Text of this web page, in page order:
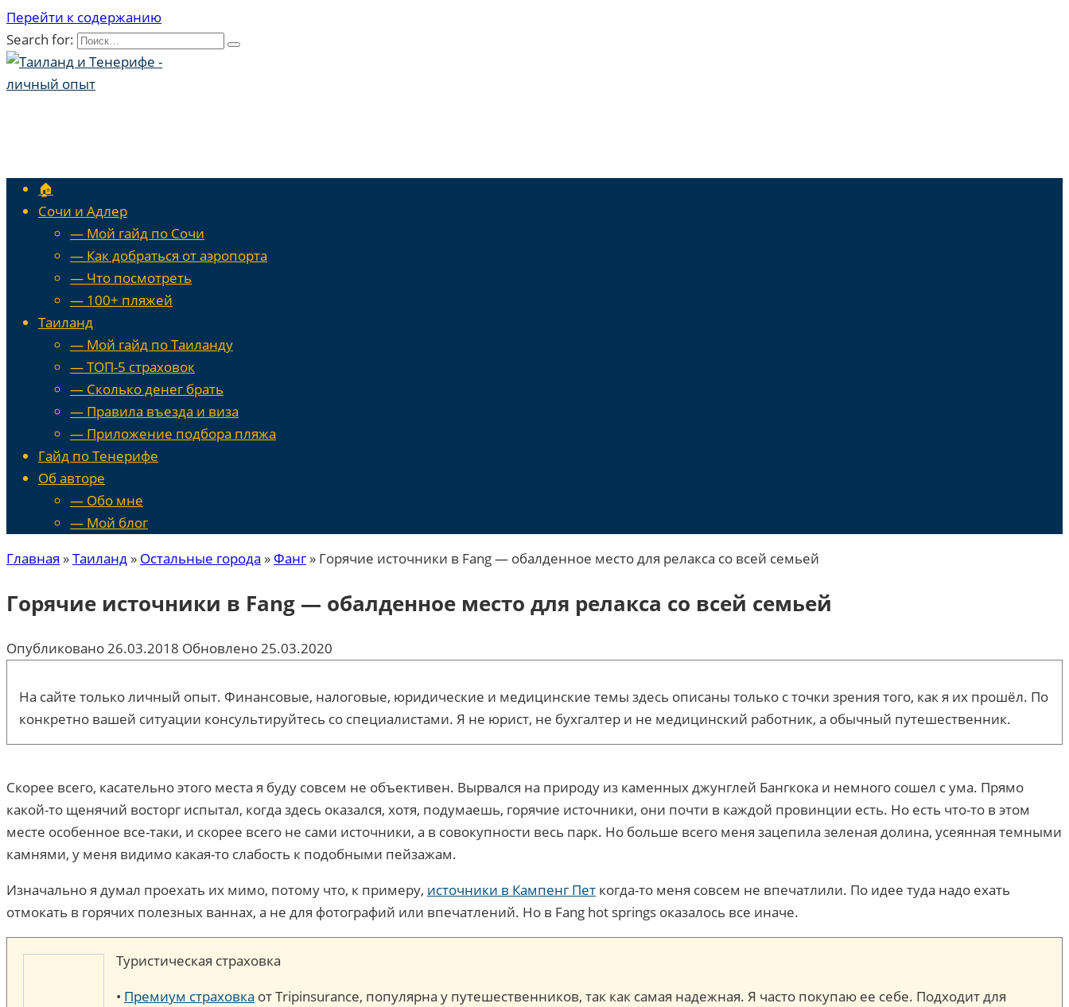
Перейти к содержанию
Search for:
🏠
Сочи и Адлер
— Мой гайд по Сочи
— Как добраться от аэропорта
— Что посмотреть
— 100+ пляжей
Таиланд
— Мой гайд по Таиланду
— ТОП-5 страховок
— Сколько денег брать
— Правила въезда и виза
— Приложение подбора пляжа
Гайд по Тенерифе
Об авторе
— Обо мне
— Мой блог
Главная »Таиланд » Остальные города »Фанг » Горячие источники в Fang — обалденное место для релакса со всей семьей
Горячие источники в Fang — обалденное место для релакса со всей семьей
Опубликовано26.03.2018 Обновлено25.03.2020
На сайте только личный опыт. Финансовые, налоговые, юридические и медицинские темы здесь описаны только с точки зрения того, как я их прошёл. По
конкретно вашей ситуации консультируйтесь со специалистами. Я не юрист, не бухгалтер и не медицинский работник, а обычный путешественник.
Скорее всего, касательно этого места я буду совсем не объективен. Вырвался на природу из каменных джунглей Бангкока и немного сошел с ума. Прямо
какой-то щенячий восторг испытал, когда здесь оказался, хотя, подумаешь, горячие источники, они почти в каждой провинции есть. Но есть что-то в этом
месте особенное все-таки, и скорее всего не сами источники, а в совокупности весь парк. Но больше всего меня зацепила зеленая долина, усеянная темными
камнями, у меня видимо какая-то слабость к подобными пейзажам.
Изначально я думал проехать их мимо, потому что, к примеру, источники в Кампенг Пет когда-то меня совсем не впечатлили. По идее туда надо ехать
отмокать в горячих полезных ваннах, а не для фотографий или впечатлений. Но в Fang hot springs оказалось все иначе.
Туристическая страховка
• Премиум страховка от Tripinsurance, популярна у путешественников, так как самая надежная. Я часто покупаю ее себе. Подходит для